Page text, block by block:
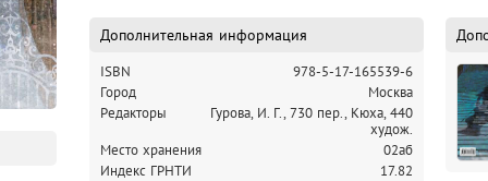
Дополнительная информация
ISBN
978-5-17-165539-6
Город
Москва
Редакторы
Гурова, И. Г., 730 пер., Кюха, 440
худож.
Место хранения
02аб
Индекс ГРНТИ
17.82